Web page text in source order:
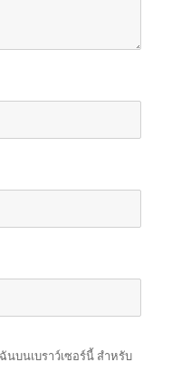
บนเบราว์เซอร์นี้ สำหรับ